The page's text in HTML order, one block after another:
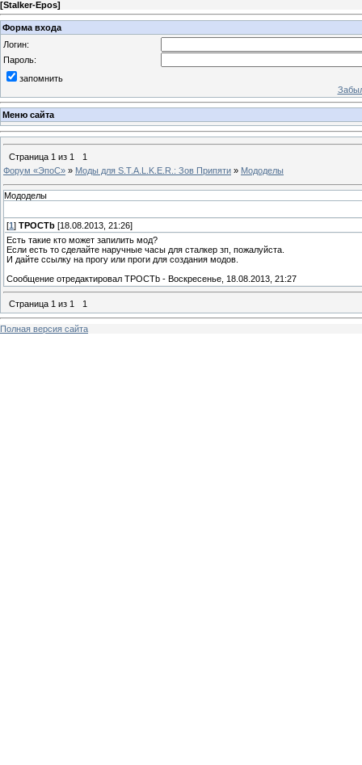
[Stalker-Epos]
Форма входа
Логин:
Пароль:
запомнить
Меню сайта
Страница 1 из 1
1
Форум «ЭпоС» » Моды для S.T.A.L.K.E.R.: Зов Припяти » Мододелы
Мододелы
[1 ] TPOCTb [18.08.2013, 21:26]
Есть такие кто может запилить мод?
Если есть то сделайте наручные часы для сталкер зп, пожалуйста.
И дайте ссылку на прогу или проги для создания модов.
Сообщение отредактировал TPOCTb - Воскресенье, 18.08.2013, 21:27
Страница 1 из 1 1
Полная версия сайта